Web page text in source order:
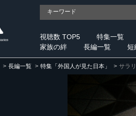
視聴数 TOP5 特集一覧
家族の絆
長編一覧 短
長編一覧 特集「外国人が見た日本」 サラ